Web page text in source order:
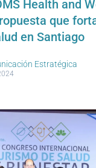
Health and
que
en Santiago
Estratégica